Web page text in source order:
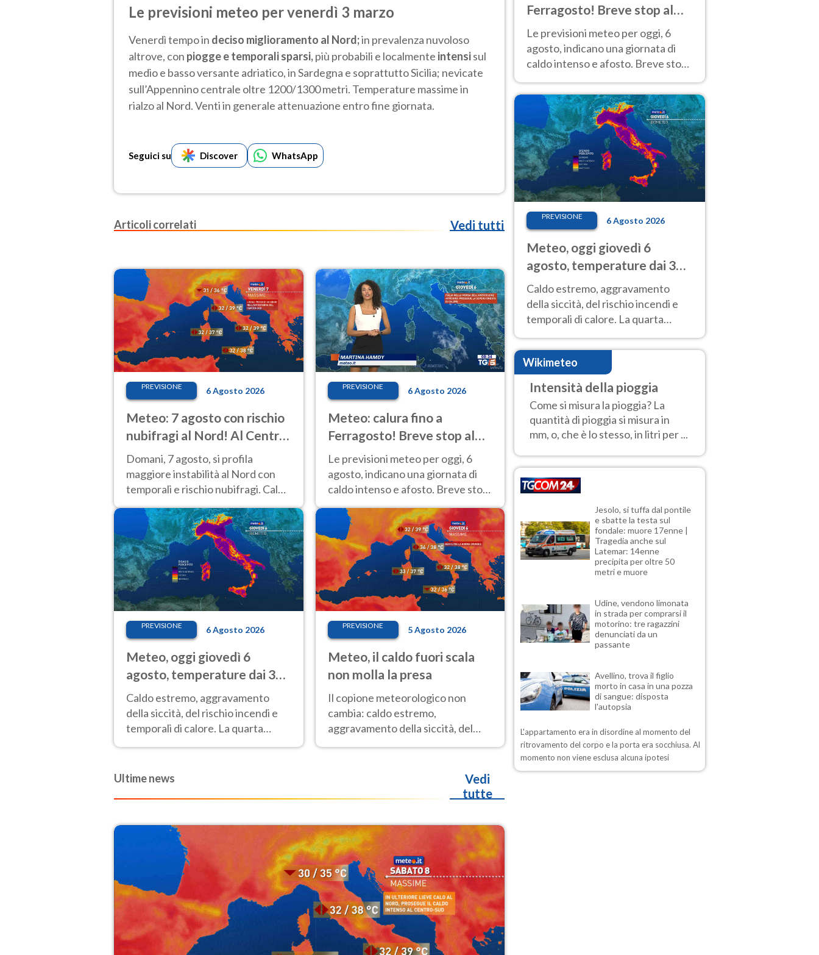
Le previsioni meteo per venerdì 3 marzo
Venerdì tempo in deciso miglioramento al Nord;in prevalenza nuvoloso
altrove, con piogge e temporali sparsi,più probabili e localmente intensisul
medio e basso versante adriatico, in Sardegna e soprattutto Sicilia; nevicate
sull’Appennino centrale oltre 1200/1300 metri. Temperature massime in
rialzo al Nord. Venti in generale attenuazione entro fine giornata.
Seguici su Discover WhatsApp
Articoli correlati Vedi tutti
PREVISIONE 6 Agosto 2026
Meteo: 7 agosto con rischio
nubifragi al Nord! Al Centro-
Sud caldo estremo
Domani, 7 agosto, si profila
maggiore instabilità al Nord con
temporali e rischio nubifragi. Caldo
sempre estremo al Centro-Sud. Le
previsioni.
PREVISIONE 6 Agosto 2026
Meteo: calura fino a
Ferragosto! Breve stop al
Nord tra 7 e 9 agosto
Le previsioni meteo per oggi, 6
agosto, indicano una giornata di
caldo intenso e afosto. Breve stop
all'Anticiclone solo sulle regioni del
Nord.
PREVISIONE 6 Agosto 2026
Meteo, oggi giovedì 6
agosto, temperature dai 33
ai 40 gradi
Caldo estremo, aggravamento
della siccità, del rischio incendi e
temporali di calore. La quarta
PREVISIONE 5 Agosto 2026
Meteo, il caldo fuori scala
non molla la presa
Il copione meteorologico non
cambia: caldo estremo,
aggravamento della siccità, del
Ultime news
Vedi
tutte
Ferragosto! Breve stop al
Nord tra 7 e 9 agosto
Le previsioni meteo per oggi, 6
agosto, indicano una giornata di
caldo intenso e afosto. Breve stop
Nord.
PREVISIONE 6 Agosto 2026
Meteo, oggi giovedì 6
agosto, temperature dai 33
ai 40 gradi
Caldo estremo, aggravamento
della siccità, del rischio incendi e
temporali di calore. La quarta
tregua e durerà fino Ferragosto
Wikimeteo
Intensità della pioggia
Come si misura la pioggia? La
quantità di pioggia si misura in
mm, o, che è lo stesso, in litri per ...
Jesolo, si tuffa dal pontile
e sbatte la testa sul
fondale: muore 17enne |
Tragedia anche sul
Latemar: 14enne
precipita per oltre 50
metri e muore
Udine, vendono limonata
in strada per comprarsi il
motorino: tre ragazzini
denunciati da un
passante
Avellino, trova il figlio
morto in casa in una pozza
di sangue: disposta
l'autopsia
L'appartamento era in disordine al momento del
ritrovamento del corpo e la porta era socchiusa. Al
momento non viene esclusa alcuna ipotesi